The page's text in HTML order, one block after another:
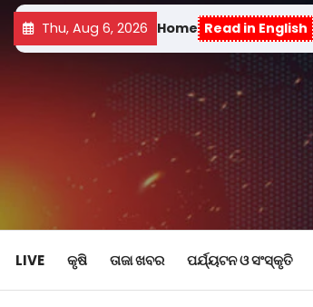
Thu, Aug 6, 2026 Home Read in English
LIVE କୃଷି ତାଜା ଖବର ପର୍ଯ୍ୟଟନ ଓ ସଂସ୍କୃତି